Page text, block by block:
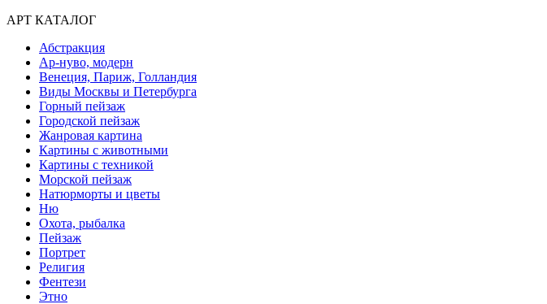
АРТ КАТАЛОГ
Абстракция
Ар-нуво, модерн
Венеция, Париж, Голландия
Виды Москвы и Петербурга
Горный пейзаж
Городской пейзаж
Жанровая картина
Картины с животными
Картины с техникой
Морской пейзаж
Натюрморты и цветы
Ню
Охота, рыбалка
Пейзаж
Портрет
Религия
Фентези
Этно